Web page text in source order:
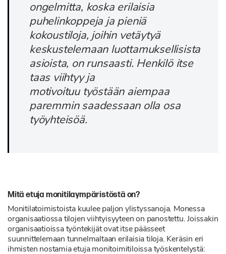
ongelmitta, koska erilaisia
puhelinkoppeja ja pieniä
kokoustiloja, joihin vetäytyä
keskustelemaan luottamuksellisista
asioista, on runsaasti. Henkilö itse
taas viihtyy ja
motivoituu työstään aiempaa
paremmin saadessaan olla osa
työyhteisöä.
Mitä etuja monitilaympäristöstä on?
Monitilatoimistoista kuulee paljon ylistyssanoja. Monessa
organisaatiossa tilojen viihtyisyyteen on panostettu. Joissakin
organisaatioissa työntekijät ovat itse päässeet
suunnittelemaan tunnelmaltaan erilaisia tiloja. Keräsin eri
ihmisten nostamia etuja monitoimitiloissa työskentelystä: